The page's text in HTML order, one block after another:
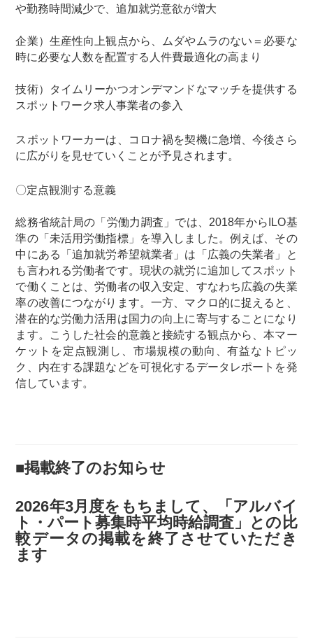
や勤務時間減少で、追加就労意欲が増大
企業）生産性向上観点から、ムダやムラのない＝必要な
時に必要な人数を配置する人件費最適化の高まり
技術）タイムリーかつオンデマンドなマッチを提供する
スポットワーク求人事業者の参入
スポットワーカーは、コロナ禍を契機に急増、今後さら
に広がりを見せていくことが予見されます。
〇定点観測する意義
総務省統計局の「労働力調査」では、2018年からILO基
準の「未活用労働指標」を導入しました。例えば、その
中にある「追加就労希望就業者」は「広義の失業者」と
も言われる労働者です。現状の就労に追加してスポット
で働くことは、労働者の収入安定、すなわち広義の失業
率の改善につながります。一方、マクロ的に捉えると、
潜在的な労働力活用は国力の向上に寄与することになり
ます。こうした社会的意義と接続する観点から、本マー
ケットを定点観測し、市場規模の動向、有益なトピッ
ク、内在する課題などを可視化するデータレポートを発
信しています。
■掲載終了のお知らせ
2026年3月度をもちまして、「アルバイ
ト・パート募集時平均時給調査」との比
較データの掲載を終了させていただき
ます